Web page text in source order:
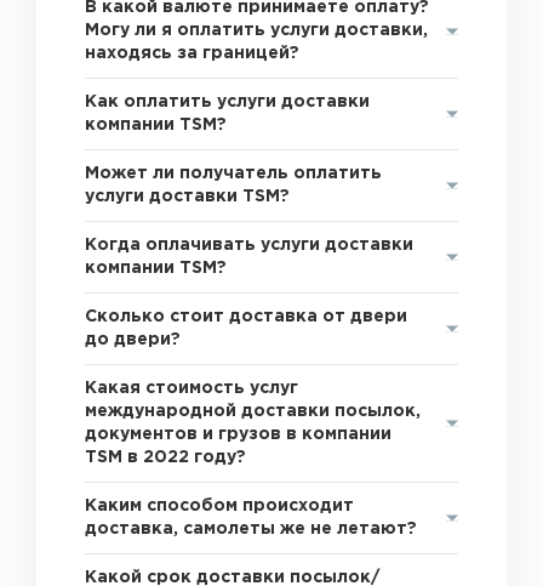
В какой валюте принимаете оплату?
Могу ли я оплатить услуги доставки,
находясь за границей?
Как оплатить услуги доставки
компании TSM?
Может ли получатель оплатить
услуги доставки TSM?
Когда оплачивать услуги доставки
компании TSM?
Сколько стоит доставка от двери
до двери?
Какая стоимость услуг
международной доставки посылок,
документов и грузов в компании
TSM в 2022 году?
Каким способом происходит
доставка, самолеты же не летают?
Какой срок доставки посылок/